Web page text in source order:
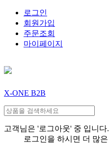
로그인
회원가입
주문조회
마이페이지
X-ONE B2B
고객님은 '로그아웃' 중 입니다.
로그인을 하시면 더 많은